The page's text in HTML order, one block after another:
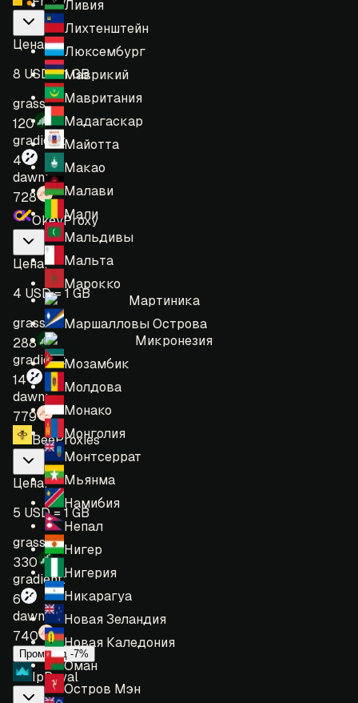
Ливия
Лихтенштейн
Люксембург
Маврикий
Мавритания
Мадагаскар
Майотта
Макао
Малави
Мали
Мальдивы
Мальта
Марокко
Мартиника
Маршалловы Острова
Микронезия
Мозамбик
Молдова
Монако
Монголия
Монтсеррат
Мьянма
Намибия
Непал
Нигер
Нигерия
Никарагуа
Новая Зеландия
Новая Каледония
Оман
Остров Мэн
Цена:
8 USD = 1 GB
grass:
120
gradient:
4
dawn:
728
OkeyProxy
Цена:
4 USD = 1 GB
grass:
288
gradient:
14
dawn:
779
BeeProxies
Цена:
5 USD = 1 GB
grass:
330
gradient:
6
dawn:
740
Промокод -7%
IpRoyal